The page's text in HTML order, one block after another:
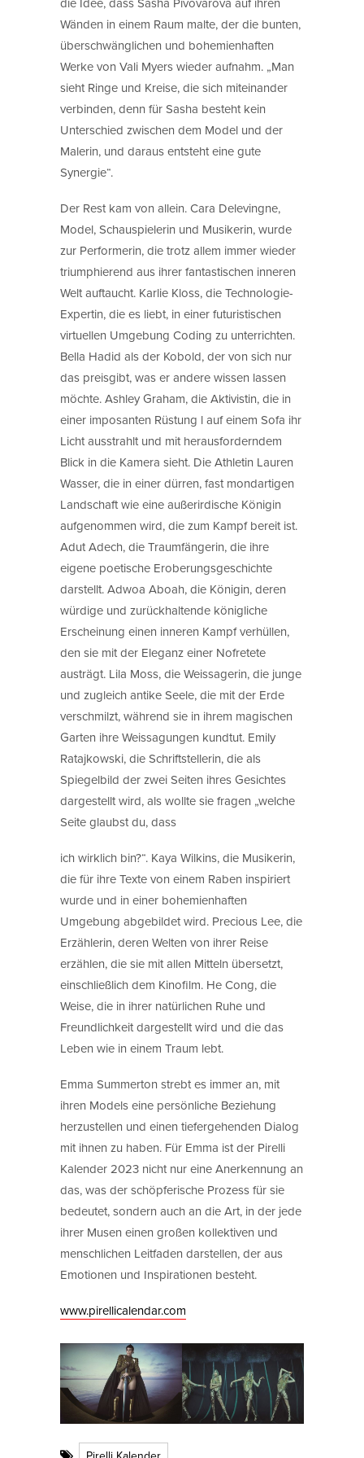
Wänden in einem Raum malte, der die bunten,
überschwänglichen und bohemienhaften
Werke von Vali Myers wieder aufnahm. „Man
sieht Ringe und Kreise, die sich miteinander
verbinden, denn für Sasha besteht kein
Unterschied zwischen dem Model und der
Malerin, und daraus entsteht eine gute
Synergie“.
Der Rest kam von allein. Cara Delevingne,
Model, Schauspielerin und Musikerin, wurde
zur Performerin, die trotz allem immer wieder
triumphierend aus ihrer fantastischen inneren
Welt auftaucht. Karlie Kloss, die Technologie-
Expertin, die es liebt, in einer futuristischen
virtuellen Umgebung Coding zu unterrichten.
Bella Hadid als der Kobold, der von sich nur
das preisgibt, was er andere wissen lassen
möchte. Ashley Graham, die Aktivistin, die in
einer imposanten Rüstung l auf einem Sofa ihr
Licht ausstrahlt und mit herausforderndem
Blick in die Kamera sieht. Die Athletin Lauren
Wasser, die in einer dürren, fast mondartigen
Landschaft wie eine außerirdische Königin
aufgenommen wird, die zum Kampf bereit ist.
Adut Adech, die Traumfängerin, die ihre
eigene poetische Eroberungsgeschichte
darstellt. Adwoa Aboah, die Königin, deren
würdige und zurückhaltende königliche
Erscheinung einen inneren Kampf verhüllen,
den sie mit der Eleganz einer Nofretete
austrägt. Lila Moss, die Weissagerin, die junge
und zugleich antike Seele, die mit der Erde
verschmilzt, während sie in ihrem magischen
Garten ihre Weissagungen kundtut. Emily
Ratajkowski, die Schriftstellerin, die als
Spiegelbild der zwei Seiten ihres Gesichtes
dargestellt wird, als wollte sie fragen „welche
Seite glaubst du, dass
ich wirklich bin?“. Kaya Wilkins, die Musikerin,
die für ihre Texte von einem Raben inspiriert
wurde und in einer bohemienhaften
Umgebung abgebildet wird. Precious Lee, die
Erzählerin, deren Welten von ihrer Reise
erzählen, die sie mit allen Mitteln übersetzt,
einschließlich dem Kinofilm. He Cong, die
Weise, die in ihrer natürlichen Ruhe und
Freundlichkeit dargestellt wird und die das
Leben wie in einem Traum lebt.
Emma Summerton strebt es immer an, mit
ihren Models eine persönliche Beziehung
herzustellen und einen tiefergehenden Dialog
mit ihnen zu haben. Für Emma ist der Pirelli
Kalender 2023 nicht nur eine Anerkennung an
das, was der schöpferische Prozess für sie
bedeutet, sondern auch an die Art, in der jede
ihrer Musen einen großen kollektiven und
menschlichen Leitfaden darstellen, der aus
Emotionen und Inspirationen besteht.
www.pirellicalendar.com